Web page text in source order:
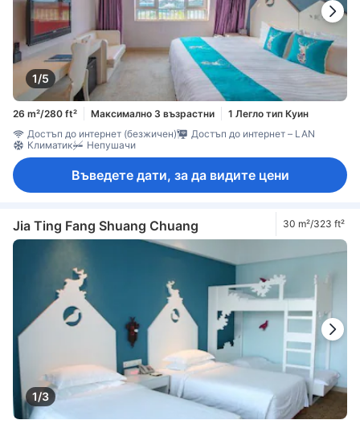
1/5
26 m²/280 ft² Максимално 3 възрастни
1 Легло тип Куин
Достъп до интернет (безжичен)
Достъп до интернет – LAN
Климатик
Непушачи
Въведете дати, за да видите цени
Jia Ting Fang Shuang Chuang 30 m²/323 ft²
1/3